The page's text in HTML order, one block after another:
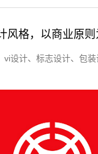
格，以商业原则
vi设计、标志设计、包